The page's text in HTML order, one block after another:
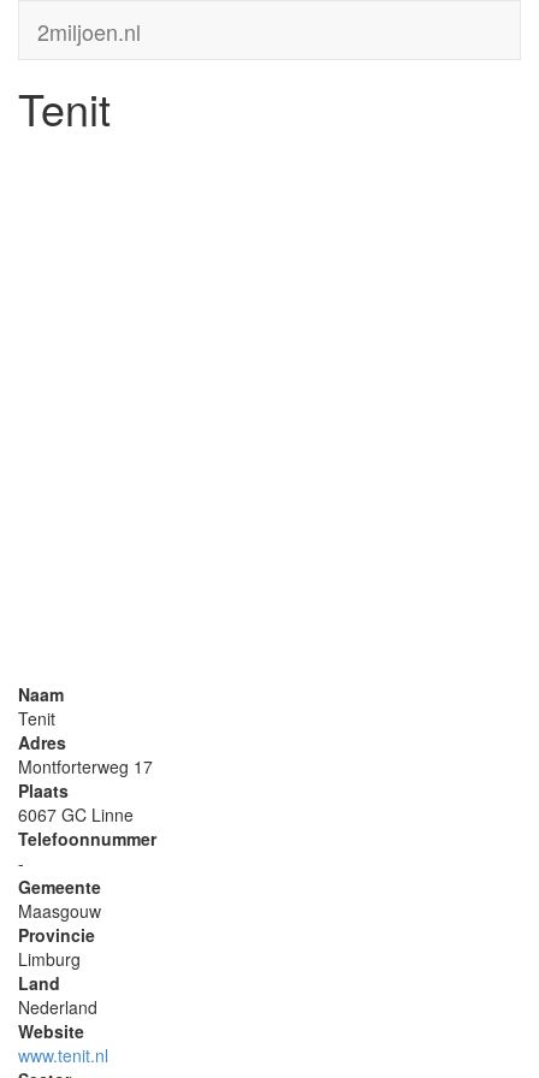
2miljoen.nl
Tenit
Naam
Tenit
Adres
Montforterweg 17
Plaats
6067 GC Linne
Telefoonnummer
-
Gemeente
Maasgouw
Provincie
Limburg
Land
Nederland
Website
www.tenit.nl